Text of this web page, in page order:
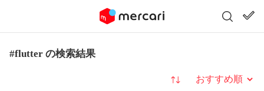
#flutter の検索結果
並び替え